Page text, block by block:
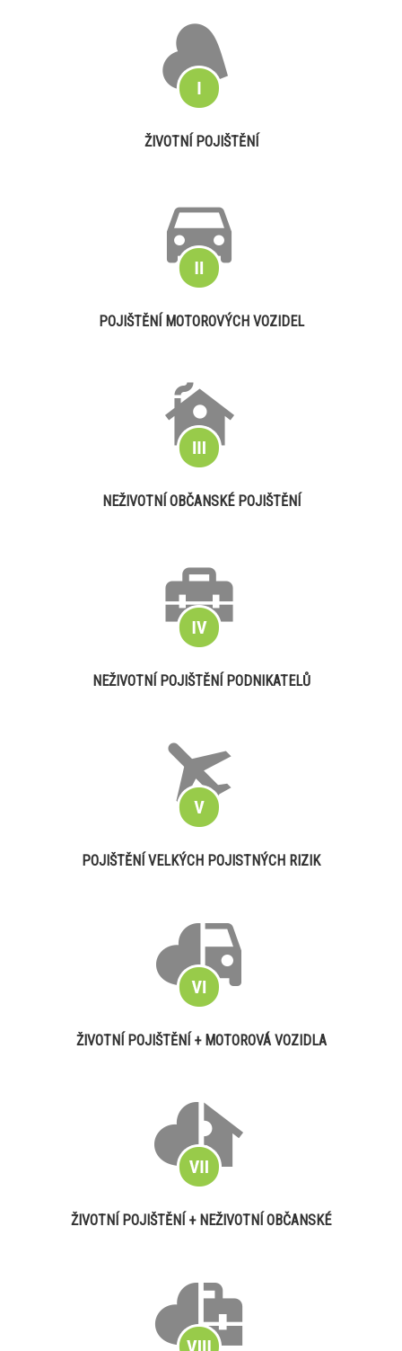
ŽIVOTNÍ POJIŠTĚNÍ
POJIŠTĚNÍ MOTOROVÝCH VOZIDEL
NEŽIVOTNÍ OBČANSKÉ POJIŠTĚNÍ
NEŽIVOTNÍ POJIŠTĚNÍ PODNIKATELŮ
POJIŠTĚNÍ VELKÝCH POJISTNÝCH RIZIK
ŽIVOTNÍ POJIŠTĚNÍ + MOTOROVÁ VOZIDLA
ŽIVOTNÍ POJIŠTĚNÍ + NEŽIVOTNÍ OBČANSKÉ